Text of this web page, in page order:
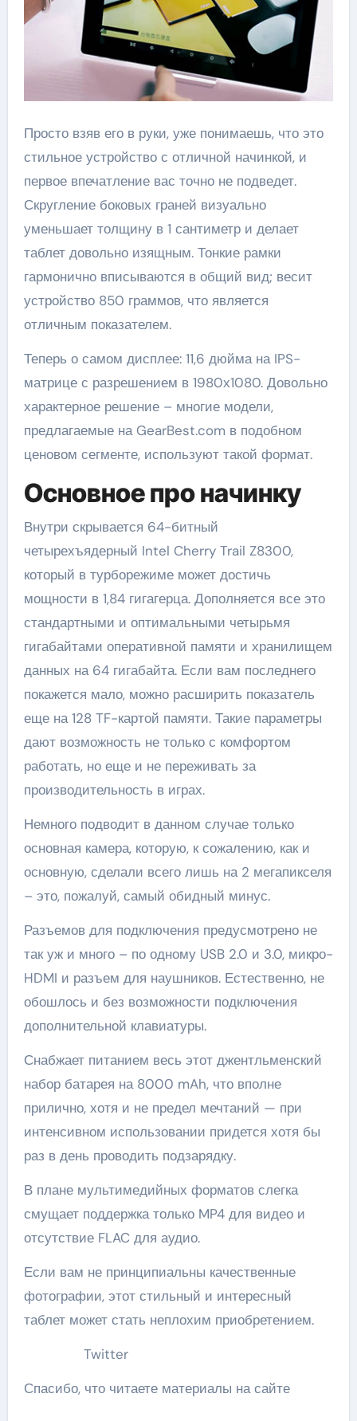
Просто взяв его в руки, уже понимаешь, что это
стильное устройство с отличной начинкой, и
первое впечатление вас точно не подведет.
Скругление боковых граней визуально
уменьшает толщину в 1 сантиметр и делает
таблет довольно изящным. Тонкие рамки
гармонично вписываются в общий вид; весит
устройство 850 граммов, что является
отличным показателем.
Теперь о самом дисплее: 11,6 дюйма на IPS-
матрице с разрешением в 1980х1080. Довольно
характерное решение – многие модели,
предлагаемые на GearBest.com в подобном
ценовом сегменте, используют такой формат.
Основное про начинку
Внутри скрывается 64-битный
четырехъядерный Intel Cherry Trail Z8300,
который в турборежиме может достичь
мощности в 1,84 гигагерца. Дополняется все это
стандартными и оптимальными четырьмя
гигабайтами оперативной памяти и хранилищем
данных на 64 гигабайта. Если вам последнего
покажется мало, можно расширить показатель
еще на 128 TF-картой памяти. Такие параметры
дают возможность не только с комфортом
работать, но еще и не переживать за
производительность в играх.
Немного подводит в данном случае только
основная камера, которую, к сожалению, как и
основную, сделали всего лишь на 2 мегапикселя
– это, пожалуй, самый обидный минус.
Разъемов для подключения предусмотрено не
так уж и много – по одному USB 2.0 и 3.0, микро-
HDMI и разъем для наушников. Естественно, не
обошлось и без возможности подключения
дополнительной клавиатуры.
Снабжает питанием весь этот джентльменский
набор батарея на 8000 mAh, что вполне
прилично, хотя и не предел мечтаний — при
интенсивном использовании придется хотя бы
раз в день проводить подзарядку.
В плане мультимедийных форматов слегка
смущает поддержка только MP4 для видео и
отсутствие FLAC для аудио.
Если вам не принципиальны качественные
фотографии, этот стильный и интересный
таблет может стать неплохим приобретением.
Twitter
Спасибо, что читаете материалы на сайте